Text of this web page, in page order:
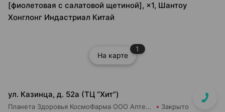
[фиолетовая с салатовой щетиной], ×1, Шантоу
Хонглонг Индастриал Китай
На карте
1
ул. Казинца, д. 52а (ТЦ “Хит”)
Планета Здоровья КосмоФарма ООО Аптека №17 Закрыто